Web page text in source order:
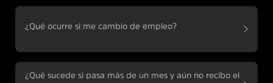
¿Qué ocurre si me cambio de empleo?
¿Qué sucede si pasa más de un mes y aún no recibo el